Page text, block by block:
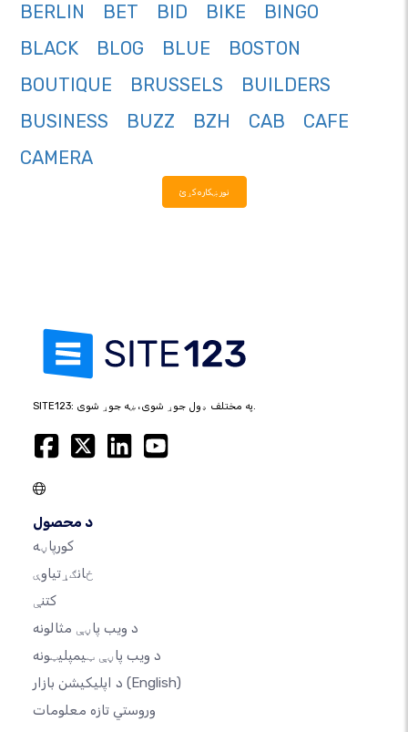
BERLIN
BET BID BIKE
BINGO
BLACK
BLOG BLUE
BOSTON
BOUTIQUE
BRUSSELS
BUILDERS
BUSINESS
BUZZ BZH CAB
CAFE
CAMERA
نور ښکاره کړئ
SITE123: په مختلف ډول جوړ شوی، ښه جوړ شوی.
د محصول
کورپاڼه
ځانګړتیاوې
کتنې
د ویب پاڼې مثالونه
د ویب پاڼې ټیمپلیټونه
(English)
وروستي تازه معلومات